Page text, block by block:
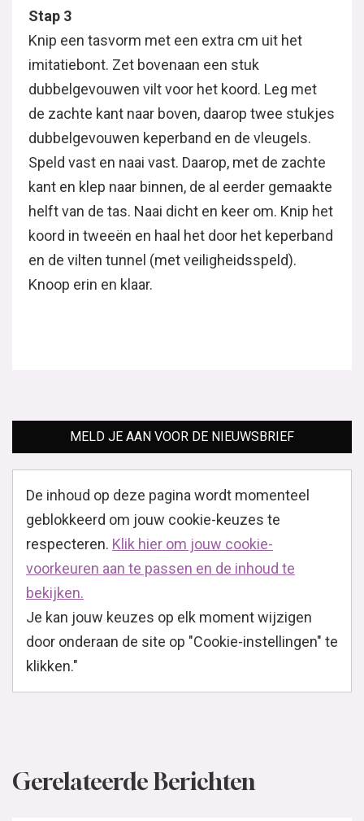
Stap 3
Knip een tasvorm met een extra cm uit het
imitatiebont. Zet bovenaan een stuk
dubbelgevouwen vilt voor het koord. Leg met
de zachte kant naar boven, daarop twee stukjes
dubbelgevouwen keperband en de vleugels.
Speld vast en naai vast. Daarop, met de zachte
kant en klep naar binnen, de al eerder gemaakte
helft van de tas. Naai dicht en keer om. Knip het
koord in tweeën en haal het door het keperband
en de vilten tunnel (met veiligheidsspeld).
Knoop erin en klaar.
MELD JE AAN VOOR DE NIEUWSBRIEF
De inhoud op deze pagina wordt momenteel
geblokkeerd om jouw cookie-keuzes te
respecteren. Klik hier om jouw cookie-
voorkeuren aan te passen en de inhoud te
bekijken.
Je kan jouw keuzes op elk moment wijzigen
door onderaan de site op "Cookie-instellingen" te
klikken."
Gerelateerde Berichten